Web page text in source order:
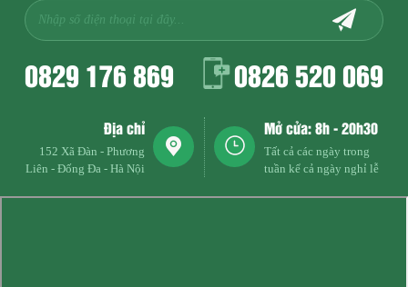
0829 176 869 0826 520 069
Địa chỉ
152 Xã Đàn - Phương
Liên - Đống Đa - Hà Nội
Mở cửa: 8h - 20h30
Tất cả các ngày trong
tuần kể cả ngày nghỉ lễ